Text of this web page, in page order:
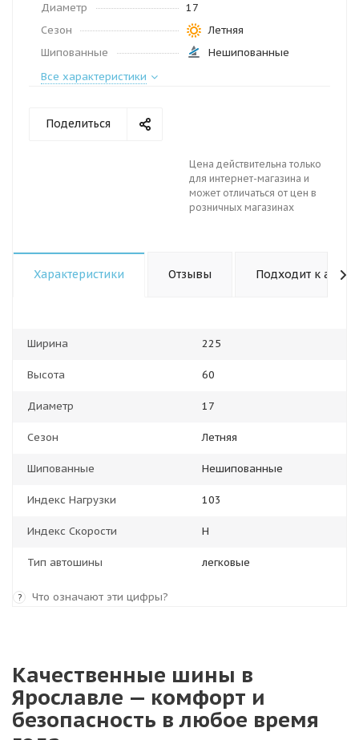
Диаметр
17
Сезон
Летняя
Шипованные
Нешипованные
Все характеристики
Поделиться
Цена действительна только
для интернет-магазина и
может отличаться от цен в
розничных магазинах
Характеристики Отзывы Подходит к авто
Ширина 225
Высота 60
Диаметр 17
Сезон Летняя
Шипованные Нешипованные
Индекс Нагрузки 103
Индекс Скорости H
Тип автошины легковые
? Что означают эти цифры?
Качественные шины в
Ярославле — комфорт и
безопасность в любое время